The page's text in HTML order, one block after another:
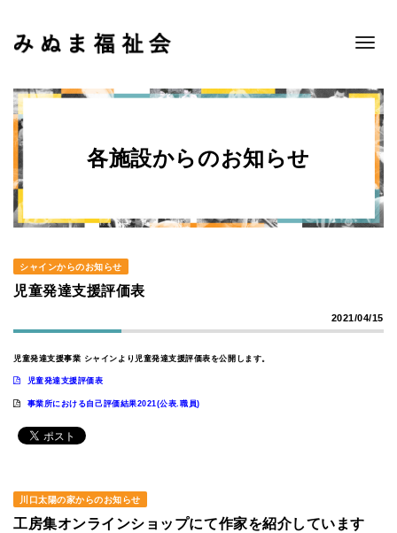
Toggle
各施設からのお知らせ
シャインからのお知らせ
児童発達支援評価表
2021/04/15
児童発達支援事業 シャインより児童発達支援評価表を公開します。
児童発達支援評価表
事業所における自己評価結果2021(公表.職員)
川口太陽の家からのお知らせ
工房集オンラインショップにて作家を紹介しています